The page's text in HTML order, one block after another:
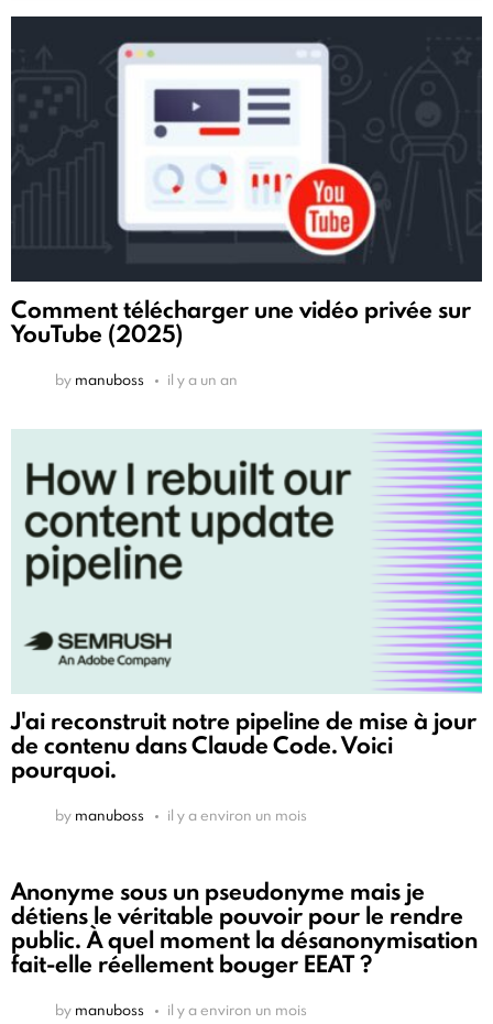
Comment télécharger une vidéo privée sur
YouTube (2025)
by manuboss il y a un an
J'ai reconstruit notre pipeline de mise à jour
de contenu dans Claude Code. Voici
pourquoi.
by manuboss il y a environ un mois
Anonyme sous un pseudonyme mais je
détiens le véritable pouvoir pour le rendre
public. À quel moment la désanonymisation
fait-elle réellement bouger EEAT ?
by manuboss il y a environ un mois